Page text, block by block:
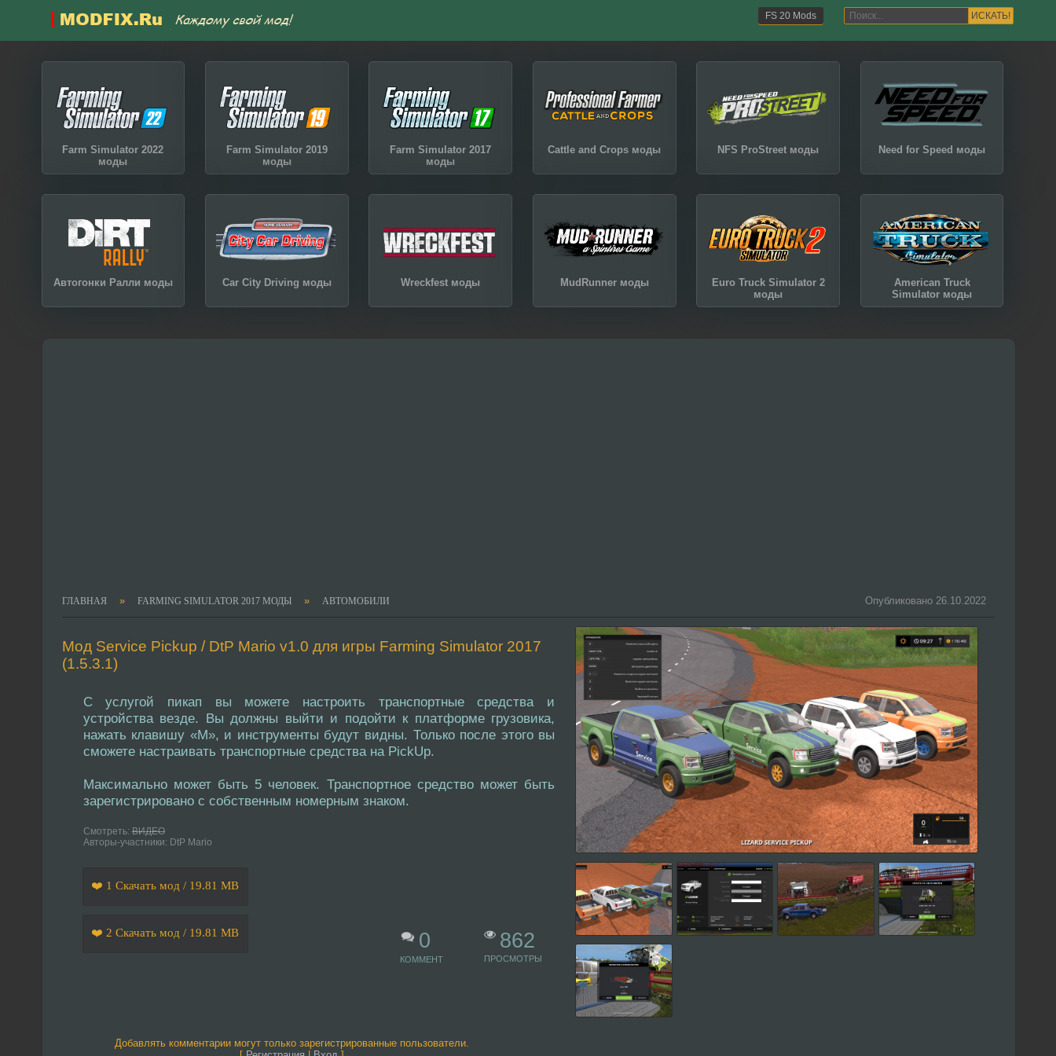
ИСКАТЬ!
FS 20 Mods
Farm Simulator 2022
моды
Farm Simulator 2019
моды
Farm Simulator 2017
моды
Cattle and Crops моды NFS ProStreet моды Need for Speed моды
Автогонки Ралли моды Car City Driving моды Wreckfest моды MudRunner моды
Euro Truck Simulator 2
моды
American Truck
Simulator моды
ГЛАВНАЯ » FARMING SIMULATOR 2017 МОДЫ » АВТОМОБИЛИ Опубликовано 26.10.2022
Мод Service Pickup / DtP Mario v1.0 для игры Farming Simulator 2017
(1.5.3.1)
С услугой пикап вы можете настроить транспортные средства и
устройства везде. Вы должны выйти и подойти к платформе грузовика,
нажать клавишу «M», и инструменты будут видны. Только после этого вы
сможете настраивать транспортные средства на PickUp.
Максимально может быть 5 человек. Транспортное средство может быть
зарегистрировано с собственным номерным знаком.
Смотреть: ВИДЕО
Авторы-участники: DtP Mario
❤️ 1 Скачать мод / 19.81 MB
❤️ 2 Скачать мод / 19.81 MB 0
КОММЕНТ
862
ПРОСМОТРЫ
Добавлять комментарии могут только зарегистрированные пользователи.